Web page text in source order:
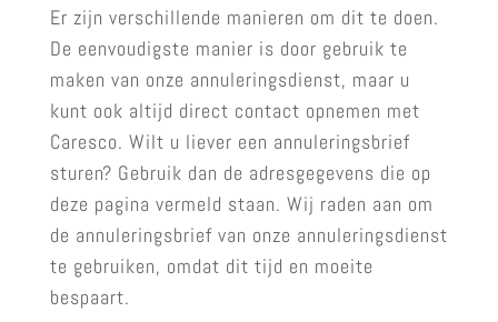
Er zijn verschillende manieren om dit te doen.
De eenvoudigste manier is door gebruik te
maken van onze annuleringsdienst, maar u
kunt ook altijd direct contact opnemen met
Caresco. Wilt u liever een annuleringsbrief
sturen? Gebruik dan de adresgegevens die op
deze pagina vermeld staan. Wij raden aan om
de annuleringsbrief van onze annuleringsdienst
te gebruiken, omdat dit tijd en moeite
bespaart.